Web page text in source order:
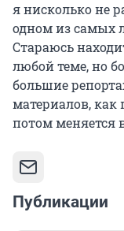
я нисколько не
одном из самых
Стараюсь
любой теме, но
большие
материалов,
потом меняется
Публикации